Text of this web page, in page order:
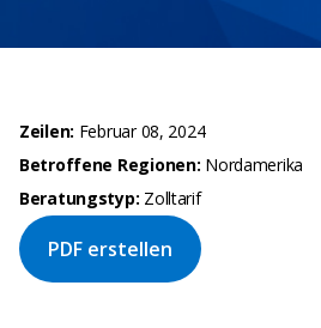
Zeilen: Februar 08, 2024
Betroffene Regionen: Nordamerika
Beratungstyp: Zolltarif
PDF erstellen